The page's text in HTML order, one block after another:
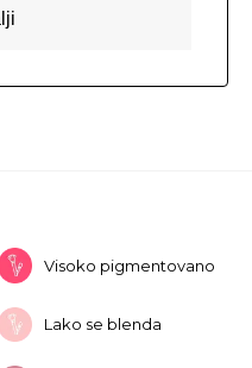
Visoko pigmentovano
Lako se blenda